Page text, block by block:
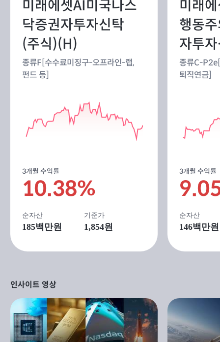
미래에셋AI미국나스
닥증권자투자신탁
(주식)(H)
종류F[수수료미징구-오프라인-랩,
펀드 등]
3개월 수익률
10.38%
순자산
185백만원
기준가
1,854원
미래
행동
자투
종류C-
퇴직연금]
3개월 수익률
순자산
146백만원
인사이트 영상